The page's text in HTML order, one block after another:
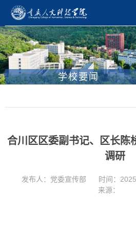
学校要闻
合川区区委副书记、区长陈
调研
发布人：党委宣传部 时间：
来源：